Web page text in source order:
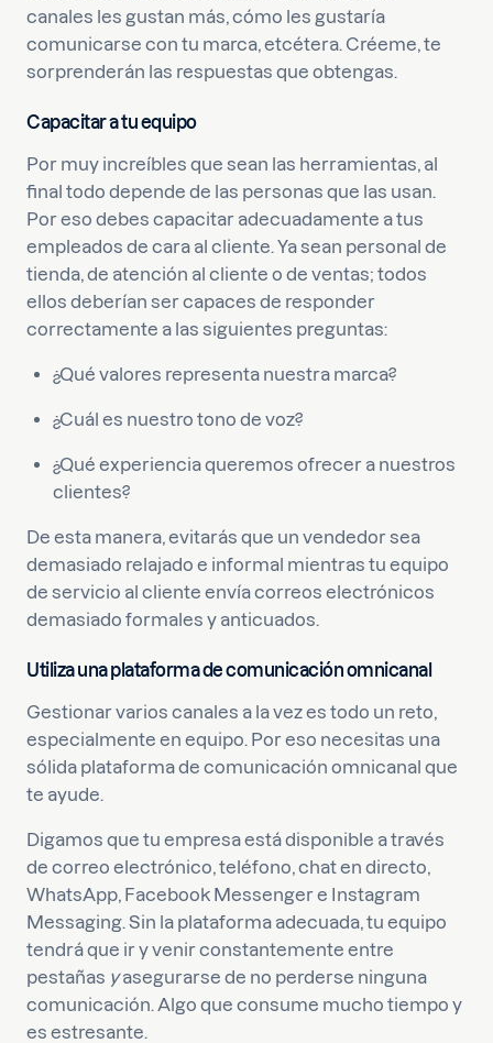
canales les gustan más, cómo les gustaría
comunicarse con tu marca, etcétera. Créeme, te
sorprenderán las respuestas que obtengas.
Capacitar a tu equipo
Por muy increíbles que sean las herramientas, al
final todo depende de las personas que las usan.
Por eso debes capacitar adecuadamente a tus
empleados de cara al cliente. Ya sean personal de
tienda, de atención al cliente o de ventas; todos
ellos deberían ser capaces de responder
correctamente a las siguientes preguntas:
¿Qué valores representa nuestra marca?
¿Cuál es nuestro tono de voz?
¿Qué experiencia queremos ofrecer a nuestros
clientes?
De esta manera, evitarás que un vendedor sea
demasiado relajado e informal mientras tu equipo
de servicio al cliente envía correos electrónicos
demasiado formales y anticuados.
Utiliza una plataforma de comunicación omnicanal
Gestionar varios canales a la vez es todo un reto,
especialmente en equipo. Por eso necesitas una
sólida plataforma de comunicación omnicanal que
te ayude.
Digamos que tu empresa está disponible a través
de correo electrónico, teléfono, chat en directo,
WhatsApp, Facebook Messenger e Instagram
Messaging. Sin la plataforma adecuada, tu equipo
tendrá que ir y venir constantemente entre
pestañas yasegurarse de no perderse ninguna
comunicación. Algo que consume mucho tiempo y
es estresante.